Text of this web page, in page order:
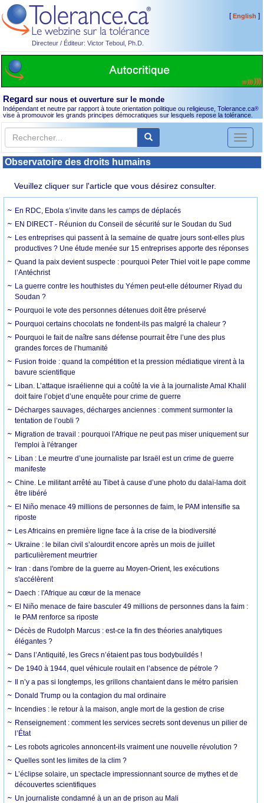
Directeur / Éditeur: Victor Teboul, Ph.D.
[English ]
Regard sur nous et ouverture sur le monde
Indépendant et neutre par rapport à toute orientation politique ou religieuse, Tolerance.ca®
vise à promouvoir les grands principes démocratiques sur lesquels repose la tolérance.
Toggle
Observatoire des droits humains
Veuillez cliquer sur l'article que vous désirez consulter.
En RDC, Ebola s’invite dans les camps de déplacés
EN DIRECT - Réunion du Conseil de sécurité sur le Soudan du Sud
Les entreprises qui passent à la semaine de quatre jours sont-elles plus
productives ? Une étude menée sur 15 entreprises apporte des réponses
Quand la paix devient suspecte : pourquoi Peter Thiel voit le pape comme
l’Antéchrist
La guerre contre les houthistes du Yémen peut-elle détourner Riyad du
Soudan ?
Pourquoi le vote des personnes détenues doit être préservé
Pourquoi certains chocolats ne fondent-ils pas malgré la chaleur ?
Pourquoi le fait de naître sans défense pourrait être l’une des plus
grandes forces de l’humanité
Fusion froide : quand la compétition et la pression médiatique virent à la
bavure scientifique
Liban. L’attaque israélienne qui a coûté la vie à la journaliste Amal Khalil
doit faire l’objet d’une enquête pour crime de guerre
Décharges sauvages, décharges anciennes : comment surmonter la
tentation de l’oubli ?
Migration de travail : pourquoi l'Afrique ne peut pas miser uniquement sur
l'emploi à l'étranger
Liban : Le meurtre d’une journaliste par Israël est un crime de guerre
manifeste
Chine. Le militant arrêté au Tibet à cause d’une photo du dalaï-lama doit
être libéré
El Niño menace 49 millions de personnes de faim, le PAM intensifie sa
riposte
Les Africains en première ligne face à la crise de la biodiversité
Ukraine : le bilan civil s’alourdit encore après un mois de juillet
particulièrement meurtrier
Iran : dans l'ombre de la guerre au Moyen-Orient, les exécutions
s'accélèrent
Daech : l'Afrique au cœur de la menace
El Niño menace de faire basculer 49 millions de personnes dans la faim :
le PAM renforce sa riposte
Décès de Rudolph Marcus : est-ce la fin des théories analytiques
élégantes ?
Dans l’Antiquité, les Grecs n’étaient pas tous bodybuildés !
De 1940 à 1944, quel véhicule roulait en l’absence de pétrole ?
Il n’y a pas si longtemps, les grillons chantaient dans le métro parisien
Donald Trump ou la contagion du mal ordinaire
Incendies : le retour à la maison, angle mort de la gestion de crise
Renseignement : comment les services secrets sont devenus un pilier de
l’État
Les robots agricoles annoncent-ils vraiment une nouvelle révolution ?
Quelles sont les limites de la clim ?
L’éclipse solaire, un spectacle impressionnant source de mythes et de
découvertes scientifiques
Un journaliste condamné à un an de prison au Mali